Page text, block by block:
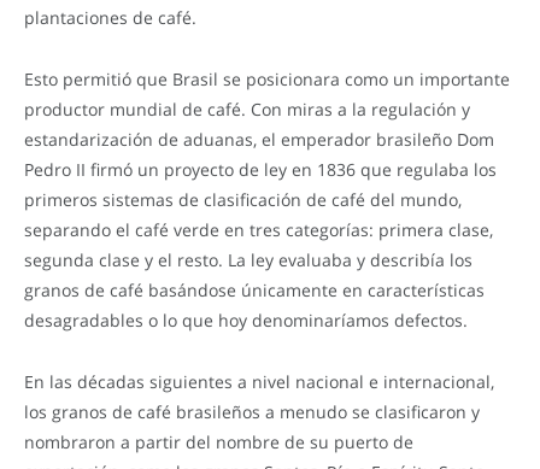
plantaciones de café.
Esto permitió que Brasil se posicionara como un importante
productor mundial de café. Con miras a la regulación y
estandarización de aduanas, el emperador brasileño Dom
Pedro II firmó un proyecto de ley en 1836 que regulaba los
primeros sistemas de clasificación de café del mundo,
separando el café verde en tres categorías: primera clase,
segunda clase y el resto. La ley evaluaba y describía los
granos de café basándose únicamente en características
desagradables o lo que hoy denominaríamos defectos.
En las décadas siguientes a nivel nacional e internacional,
los granos de café brasileños a menudo se clasificaron y
nombraron a partir del nombre de su puerto de